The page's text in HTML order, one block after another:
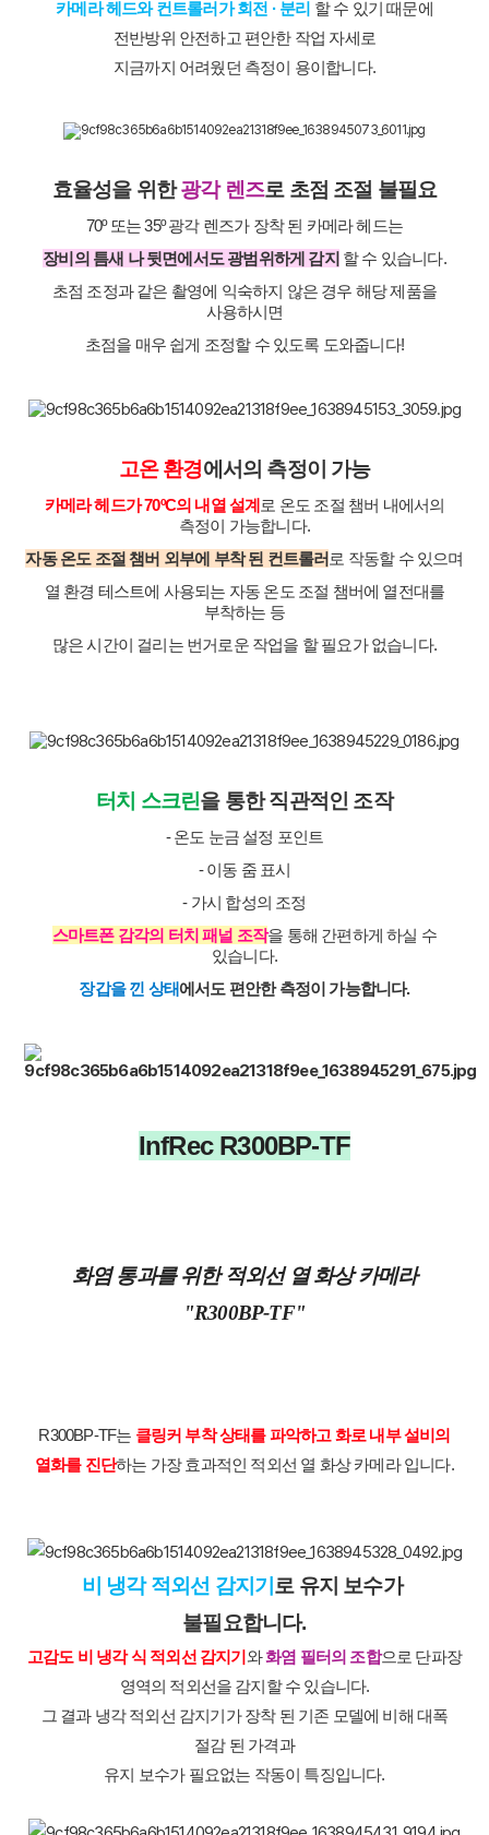
카메라 헤드와 컨트롤러가 회전 · 분리 할 수 있기 때문에
전반방위 안전하고 편안한 작업 자세로
지금까지 어려웠던 측정이 용이합니다.
효율성을 위한 광각 렌즈로 초점 조절 불필요
70º 또는 35º 광각 렌즈가 장착 된 카메라 헤드는
장비의 틈새 나 뒷면에서도 광범위하게 감지 할 수 있습니다.
초점 조정과 같은 촬영에 익숙하지 않은 경우 해당 제품을
사용하시면
초점을 매우 쉽게 조정할 수 있도록 도와줍니다!
고온 환경에서의 측정이 가능
카메라 헤드가 70ºC의 내열 설계로 온도 조절 챔버 내에서의
측정이 가능합니다.
자동 온도 조절 챔버 외부에 부착 된 컨트롤러로 작동할 수 있으며
열 환경 테스트에 사용되는 자동 온도 조절 챔버에 열전대를
부착하는 등
많은 시간이 걸리는 번거로운 작업을 할 필요가 없습니다.
터치 스크린을 통한 직관적인 조작
- 온도 눈금 설정 포인트
- 이동 줌 표시
- 가시 합성의 조정
스마트폰 감각의 터치 패널 조작을 통해 간편하게 하실 수
있습니다.
장갑을 낀 상태에서도 편안한 측정이 가능합니다.
InfRec R300BP-TF
화염 통과를 위한 적외선 열 화상 카메라
"R300BP-TF"
R300BP-TF는 클링커 부착 상태를 파악하고 화로 내부 설비의
열화를 진단하는 가장 효과적인 적외선 열 화상 카메라 입니다.
비 냉각 적외선 감지기 로 유지 보수가
불필요합니다.
고감도 비 냉각 식 적외선 감지기와화염 필터의 조합으로 단파장
영역의 적외선을 감지할 수 있습니다.
그 결과 냉각 적외선 감지기가 장착 된 기존 모델에 비해 대폭
절감 된 가격과
유지 보수가 필요없는 작동이 특징입니다.